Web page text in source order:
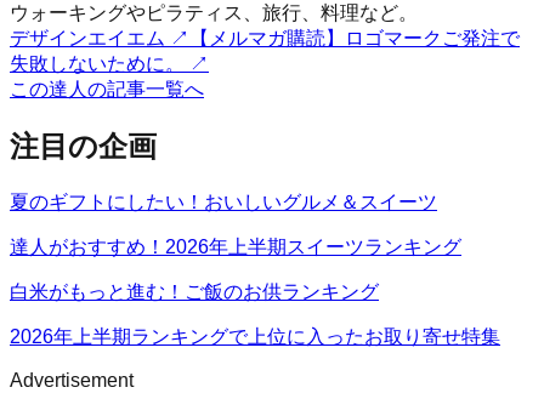
ウォーキングやピラティス、旅行、料理など。
デザインエイエム ↗
【メルマガ購読】ロゴマークご発注で
失敗しないために。
↗
この達人の記事一覧へ
注目の企画
夏のギフトにしたい！おいしいグルメ＆スイーツ
達人がおすすめ！2026年上半期スイーツランキング
白米がもっと進む！ご飯のお供ランキング
2026年上半期ランキングで上位に入ったお取り寄せ特集
Advertisement